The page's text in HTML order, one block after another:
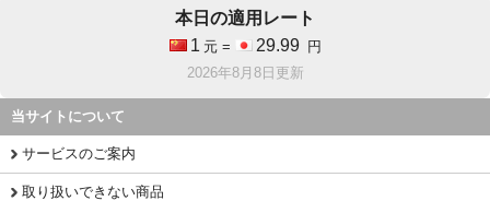
本日の適用レート
1 元 = 29.99
円
2026年8月8日更新
当サイトについて
サービスのご案内
取り扱いできない商品